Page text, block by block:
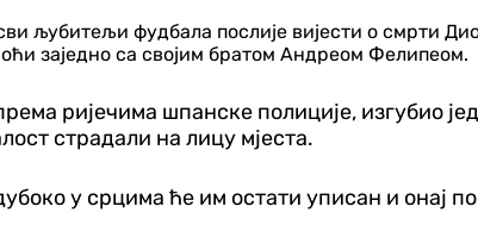
љубитељи фудбала послије вијести о смрти
заједно са својим братом Андреом Фелипеом.
ријечима шпанске полиције, изгубио
страдали на лицу мјеста.
у срцима ће им остати уписан и онај